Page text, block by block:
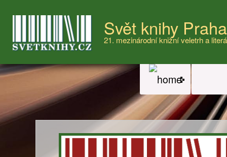
Svět knihy
21. mezinárodní knižní veletrh a